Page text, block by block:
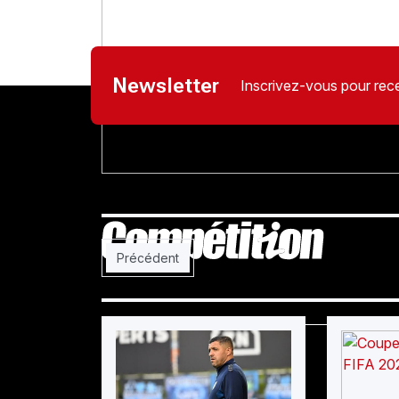
Article précédent : Raouraoua : «La Guinée
Précédent
Newsletter Inscrivez-vous pour
Football